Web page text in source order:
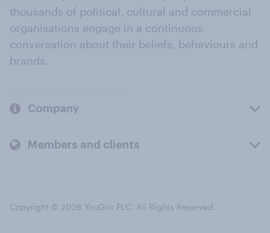
thousands of political, cultural and commercial
organisations engage in a continuous
conversation about their beliefs, behaviours and
brands.
Company
Members and clients
Copyright © 2026 YouGov PLC. All Rights Reserved.